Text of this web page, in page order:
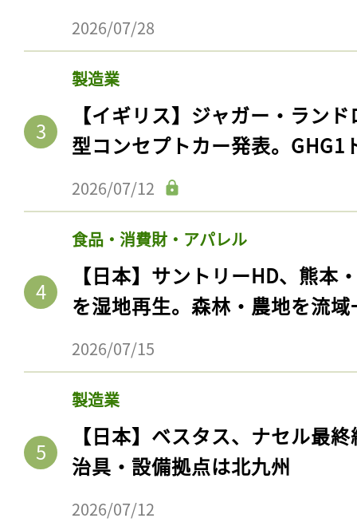
2026/07/28
製造業
【イギリス】ジャガー・ラン
型コンセプトカー発表。GHG1
2026/07/12
食品・消費財・アパレル
【日本】サントリーHD、熊本
を湿地再生。森林・農地を流
2026/07/15
製造業
【日本】ベスタス、ナセル最
治具・設備拠点は北九州
2026/07/12